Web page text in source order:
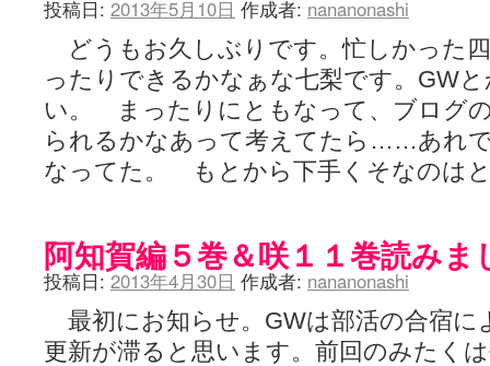
投稿日: 2013年5月10日 作成者: nananonashi
どうもお久しぶりです。忙しかった
ったりできるかなぁな七梨です。GW
い。 まったりにともなって、ブログ
られるかなあって考えてたら……あれ
なってた。 もとから下手くそなのは
阿知賀編５巻＆咲１１巻読みま
投稿日: 2013年4月30日 作成者: nananonashi
最初にお知らせ。GWは部活の合宿に
更新が滞ると思います。前回のみたく